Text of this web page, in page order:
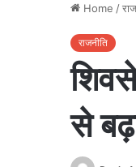
Home /
राजनीति
से